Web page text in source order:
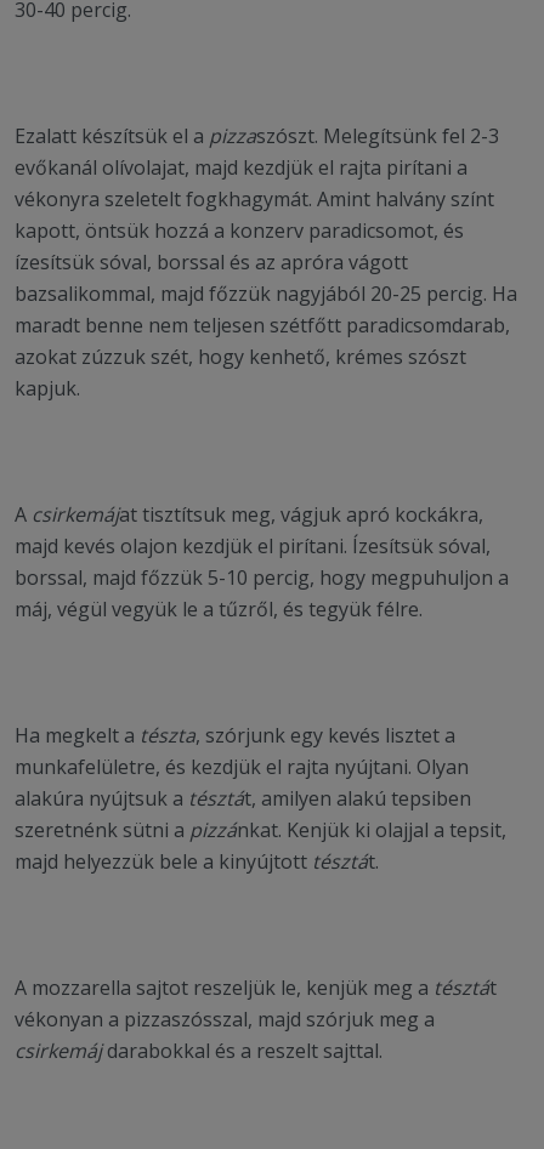
30-40 percig.
Ezalatt készítsük el a pizzaszószt. Melegítsünk fel 2-3
evőkanál olívolajat, majd kezdjük el rajta pirítani a
vékonyra szeletelt fogkhagymát. Amint halvány színt
kapott, öntsük hozzá a konzerv paradicsomot, és
ízesítsük sóval, borssal és az apróra vágott
bazsalikommal, majd főzzük nagyjából 20-25 percig. Ha
maradt benne nem teljesen szétfőtt paradicsomdarab,
azokat zúzzuk szét, hogy kenhető, krémes szószt
kapjuk.
A csirkemájat tisztítsuk meg, vágjuk apró kockákra,
majd kevés olajon kezdjük el pirítani. Ízesítsük sóval,
borssal, majd főzzük 5-10 percig, hogy megpuhuljon a
máj, végül vegyük le a tűzről, és tegyük félre.
Ha megkelt a tészta, szórjunk egy kevés lisztet a
munkafelületre, és kezdjük el rajta nyújtani. Olyan
alakúra nyújtsuk a tésztát, amilyen alakú tepsiben
szeretnénk sütni a pizzánkat. Kenjük ki olajjal a tepsit,
majd helyezzük bele a kinyújtott tésztát.
A mozzarella sajtot reszeljük le, kenjük meg a tésztát
vékonyan a pizzaszósszal, majd szórjuk meg a
csirkemájdarabokkal és a reszelt sajttal.